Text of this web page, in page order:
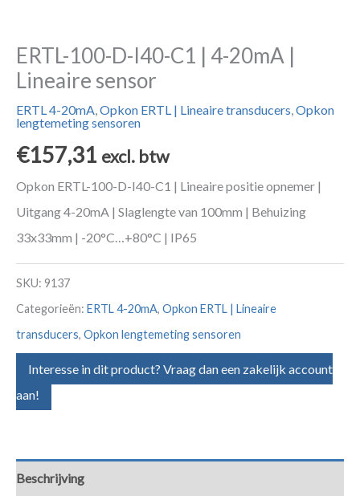
ERTL-100-D-I40-C1 | 4-20mA |
Lineaire sensor
ERTL 4-20mA,Opkon ERTL | Lineaire transducers,Opkon
lengtemeting sensoren
€157,31 excl. btw
Opkon ERTL-100-D-I40-C1 | Lineaire positie opnemer |
Uitgang 4-20mA | Slaglengte van 100mm | Behuizing
33x33mm | -20°C…+80°C | IP65
SKU: 9137
Categorieën: ERTL 4-20mA, Opkon ERTL | Lineaire
transducers, Opkon lengtemeting sensoren
Interesse in dit product? Vraag dan een zakelijk account
aan!
Beschrijving